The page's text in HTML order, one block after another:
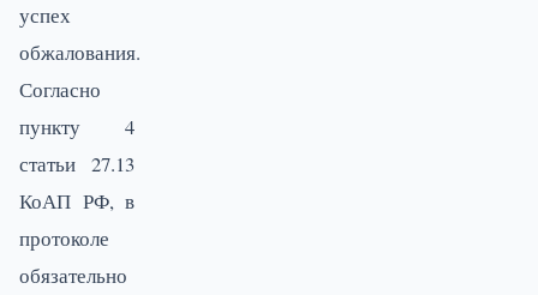
успех
обжалования.
Согласно
пункту 4
статьи 27.13
КоАП РФ, в
протоколе
обязательно